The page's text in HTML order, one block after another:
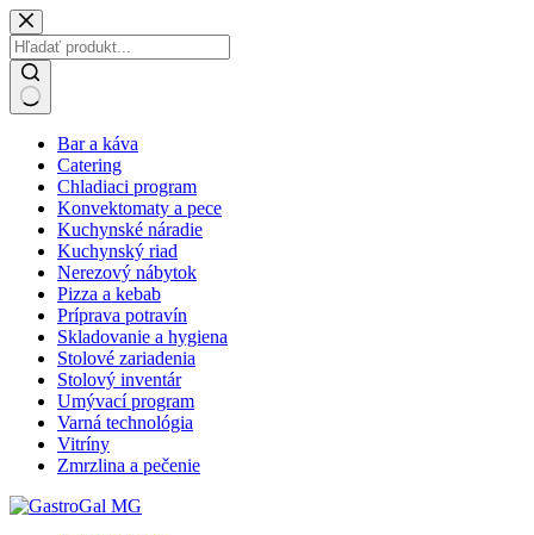
Skip
to
content
results Bar a káva
Catering
Chladiaci program
Konvektomaty a pece
Kuchynské náradie
Kuchynský riad
Nerezový nábytok
Pizza a kebab
Príprava potravín
Skladovanie a hygiena
Stolové zariadenia
Stolový inventár
Umývací program
Varná technológia
Vitríny
Zmrzlina a pečenie